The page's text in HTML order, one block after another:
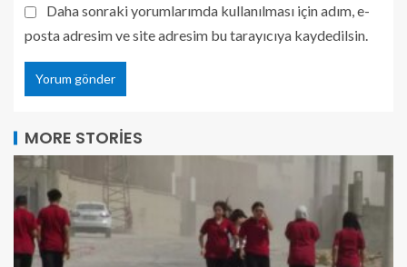
Daha sonraki yorumlarımda kullanılması için adım, e-
posta adresim ve site adresim bu tarayıcıya kaydedilsin.
MORE STORIES